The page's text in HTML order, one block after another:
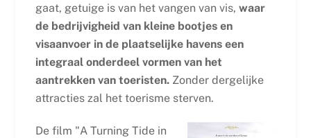
gaat, getuige is van het vangen van vis, waar
de bedrijvigheid van kleine bootjes en
visaanvoer in de plaatselijke havens een
integraal onderdeel vormen van het
aantrekken van toeristen.Zonder dergelijke
attracties zal het toerisme sterven.
De film "A Turning Tide in